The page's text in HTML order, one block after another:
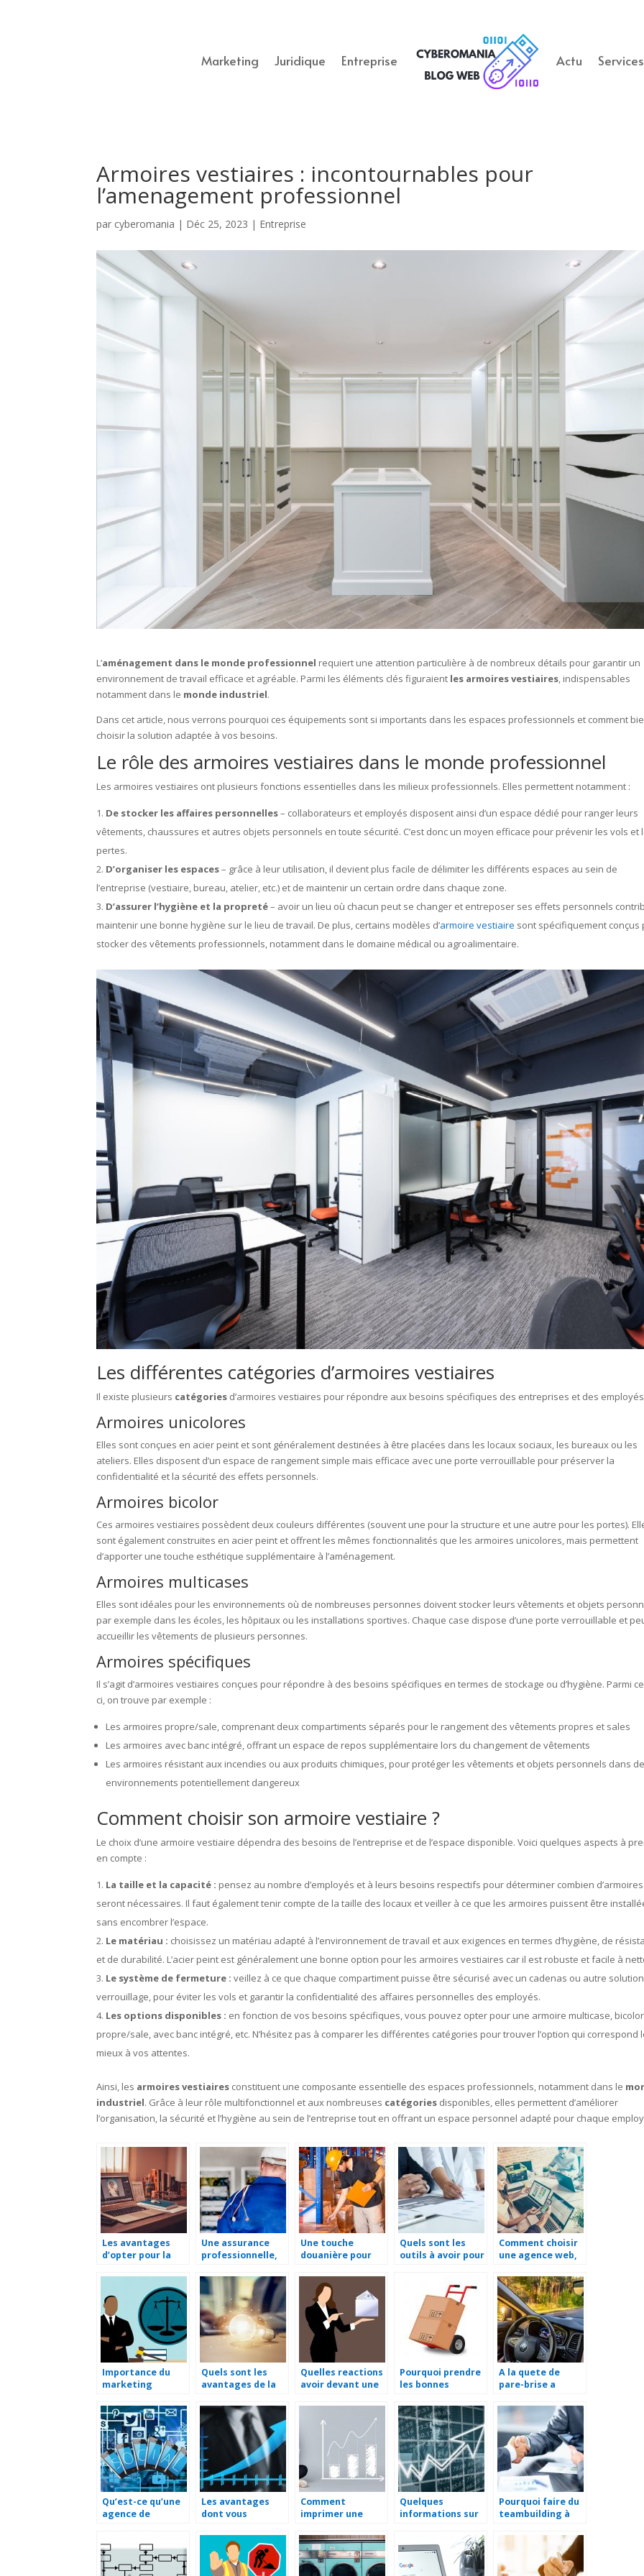
Marketing Juridique Entreprise Actu Services
Armoires vestiaires : incontournables pour
l’amenagement professionnel
par cyberomania | Déc 25, 2023 | Entreprise
L’aménagement dans le monde professionnel requiert une attention particulière à de nombreux détails pour garantir un
environnement de travail efficace et agréable. Parmi les éléments clés figuraient les armoires vestiaires, indispensables
notamment dans le monde industriel.
Dans cet article, nous verrons pourquoi ces équipements sont si importants dans les espaces professionnels et comment
choisir la solution adaptée à vos besoins.
Le rôle des armoires vestiaires dans le monde professionnel
Les armoires vestiaires ont plusieurs fonctions essentielles dans les milieux professionnels. Elles permettent notamment :
De stocker les affaires personnelles– collaborateurs et employés disposent ainsi d’un espace dédié pour ranger leurs
vêtements, chaussures et autres objets personnels en toute sécurité. C’est donc un moyen efficace pour prévenir les vols et
pertes.
D’organiser les espaces– grâce à leur utilisation, il devient plus facile de délimiter les différents espaces au sein de
l’entreprise (vestiaire, bureau, atelier, etc.) et de maintenir un certain ordre dans chaque zone.
D’assurer l’hygiène et la propreté– avoir un lieu où chacun peut se changer et entreposer ses effets personnels
maintenir une bonne hygiène sur le lieu de travail. De plus, certains modèles d’armoire vestiaire sont spécifiquement conçus
stocker des vêtements professionnels, notamment dans le domaine médical ou agroalimentaire.
Les différentes catégories d’armoires vestiaires
Il existe plusieurs catégories d’armoires vestiaires pour répondre aux besoins spécifiques des entreprises et des
Armoires unicolores
Elles sont conçues en acier peint et sont généralement destinées à être placées dans les locaux sociaux, les bureaux ou les
ateliers. Elles disposent d’un espace de rangement simple mais efficace avec une porte verrouillable pour préserver la
confidentialité et la sécurité des effets personnels.
Armoires bicolor
Ces armoires vestiaires possèdent deux couleurs différentes (souvent une pour la structure et une autre pour les portes).
sont également construites en acier peint et offrent les mêmes fonctionnalités que les armoires unicolores, mais permettent
d’apporter une touche esthétique supplémentaire à l’aménagement.
Armoires multicases
Elles sont idéales pour les environnements où de nombreuses personnes doivent stocker leurs vêtements et objets
par exemple dans les écoles, les hôpitaux ou les installations sportives. Chaque case dispose d’une porte verrouillable et
accueillir les vêtements de plusieurs personnes.
Armoires spécifiques
Il s’agit d’armoires vestiaires conçues pour répondre à des besoins spécifiques en termes de stockage ou d’hygiène. Parmi
ci, on trouve par exemple :
Les armoires propre/sale, comprenant deux compartiments séparés pour le rangement des vêtements propres et sales
Les armoires avec banc intégré, offrant un espace de repos supplémentaire lors du changement de vêtements
Les armoires résistant aux incendies ou aux produits chimiques, pour protéger les vêtements et objets personnels dans
environnements potentiellement dangereux
Comment choisir son armoire vestiaire ?
Le choix d’une armoire vestiaire dépendra des besoins de l’entreprise et de l’espace disponible. Voici quelques aspects à
en compte :
La taille et la capacité : pensez au nombre d’employés et à leurs besoins respectifs pour déterminer combien d’armoires
seront nécessaires. Il faut également tenir compte de la taille des locaux et veiller à ce que les armoires puissent être
sans encombrer l’espace.
Le matériau : choisissez un matériau adapté à l’environnement de travail et aux exigences en termes d’hygiène, de
et de durabilité. L’acier peint est généralement une bonne option pour les armoires vestiaires car il est robuste et facile à
Le système de fermeture : veillez à ce que chaque compartiment puisse être sécurisé avec un cadenas ou autre
verrouillage, pour éviter les vols et garantir la confidentialité des affaires personnelles des employés.
Les options disponibles : en fonction de vos besoins spécifiques, vous pouvez opter pour une armoire multicase,
propre/sale, avec banc intégré, etc. N’hésitez pas à comparer les différentes catégories pour trouver l’option qui correspond
mieux à vos attentes.
Ainsi, les armoires vestiaires constituent une composante essentielle des espaces professionnels, notamment dans le
industriel. Grâce à leur rôle multifonctionnel et aux nombreuses catégories disponibles, elles permettent d’améliorer
l’organisation, la sécurité et l’hygiène au sein de l’entreprise tout en offrant un espace personnel adapté pour chaque
Les avantages
d’opter pour la
maintenance
d’applications
(TMA)
Une assurance
professionnelle,
Une touche
douanière pour
Quels sont les
outils à avoir pour
marketing ?
Comment choisir
une agence web,
collaboration à
long terme ?
Importance du
marketing
les avocats
Quels sont les
avantages de la
leads ?
Quelles reactions
avoir devant une
demeure ?
Pourquoi prendre
les bonnes
manutention en
entreprise ?
A la quete de
pare-brise a
Qu’est-ce qu’une
agence de
choisir ?
Les avantages
dont vous
une SASU
Comment
imprimer une
Quelques
informations sur
Pourquoi faire du
teambuilding à